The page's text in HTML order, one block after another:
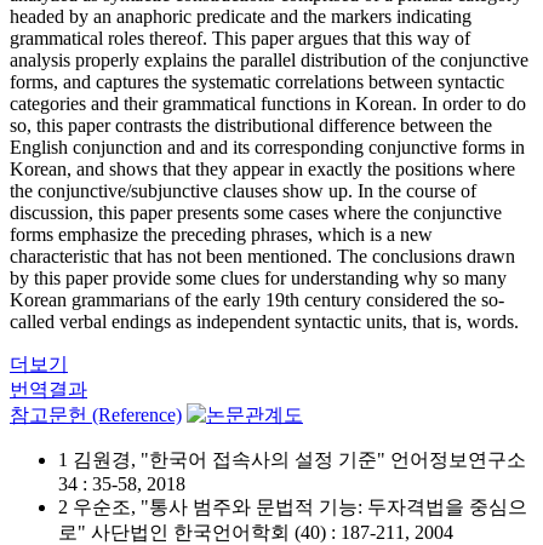
headed by an anaphoric predicate and the markers indicating
grammatical roles thereof. This paper argues that this way of
analysis properly explains the parallel distribution of the conjunctive
forms, and captures the systematic correlations between syntactic
categories and their grammatical functions in Korean. In order to do
so, this paper contrasts the distributional difference between the
English conjunction and and its corresponding conjunctive forms in
Korean, and shows that they appear in exactly the positions where
the conjunctive/subjunctive clauses show up. In the course of
discussion, this paper presents some cases where the conjunctive
forms emphasize the preceding phrases, which is a new
characteristic that has not been mentioned. The conclusions drawn
by this paper provide some clues for understanding why so many
Korean grammarians of the early 19th century considered the so-
called verbal endings as independent syntactic units, that is, words.
더보기
번역결과
참고문헌 (Reference)
1 김원경, "한국어 접속사의 설정 기준" 언어정보연구소
34 : 35-58, 2018
2 우순조, "통사 범주와 문법적 기능: 두자격법을 중심으
로" 사단법인 한국언어학회 (40) : 187-211, 2004